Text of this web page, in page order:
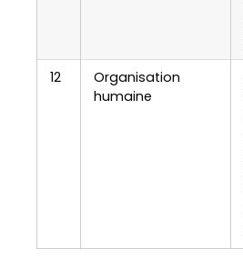
12
Organisation
humaine